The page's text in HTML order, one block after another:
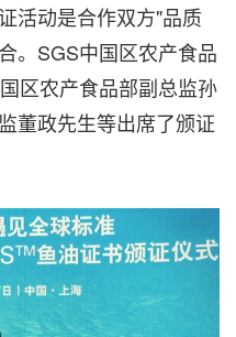
活动是合作双方"品质
合。SGS中国区农产食品
区农产食品部副总监孙
董政先生等出席了颁证